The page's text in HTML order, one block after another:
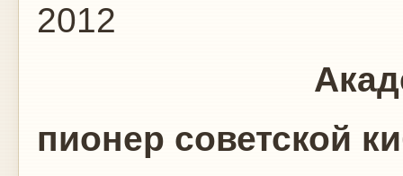
2012
Академик
пионер советской